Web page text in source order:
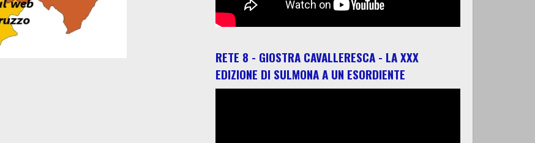
RETE 8 - GIOSTRA CAVALLERESCA - LA XXX
EDIZIONE DI SULMONA A UN ESORDIENTE